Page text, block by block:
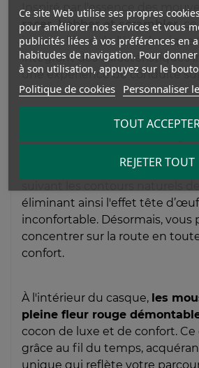
Inspiré par l'essence des
racer, bobber et scrambler,ce
incarne l'âme de l'ère
intégrant des caractéristiques
une expérience de conduite
La clé de l'exceptionnel
technologie assure un
éliminant ainsi l'effet tête
inconfortable. Désormais, vous
concentrer sur la route en
confort.
À l'intérieur du casque, les
pleine fleur rouge
cocon de luxe et de confort. Ce
grâce au fil du temps,
unique qui reflète votre
Ce site Web utilise ses propres
pour améliorer nos services et vous
publicités liées à vos préférences en
habitudes de navigation. Pour
à son utilisation, appuyez sur le
Politique de cookies Personnaliser
REJETER TOUT
TOUT ACCEPTER